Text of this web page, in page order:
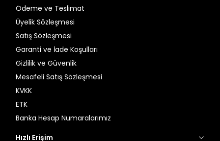
Ödeme ve Teslimat
Üyelik Sözleşmesi
Satış Sözleşmesi
Garanti ve İade Koşulları
Gizlilik ve Güvenlik
Mesafeli Satış Sözleşmesi
KVKK
ETK
Banka Hesap Numaralarımız
Hızlı Erişim